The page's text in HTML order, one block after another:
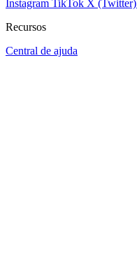
Instagram TikTok X (Twitter)
Recursos
Central de ajuda